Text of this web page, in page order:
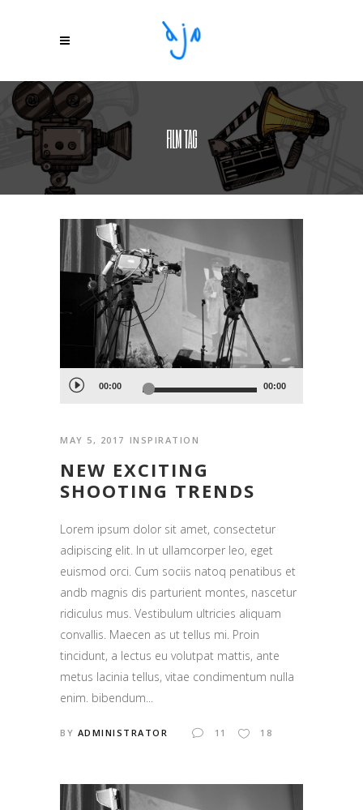
FILM TAG
Audio
Player
00:00 00:00
MAY 5, 2017 INSPIRATION
NEW EXCITING
SHOOTING TRENDS
Lorem ipsum dolor sit amet, consectetur
adipiscing elit. In ut ullamcorper leo, eget
euismod orci. Cum sociis natoq penatibus et
andb magnis dis parturient montes, nascetur
ridiculus mus. Vestibulum ultricies aliquam
convallis. Maecen as ut tellus mi. Proin
tincidunt, a lectus eu volutpat mattis, ante
metus lacinia tellus, vitae condimentum nulla
enim. bibendum...
BY ADMINISTRATOR 11 18